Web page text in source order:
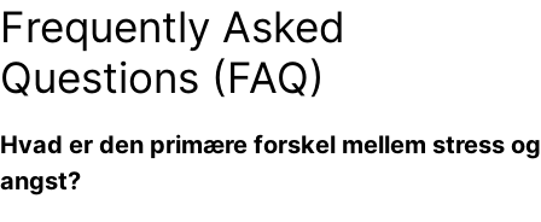
Frequently Asked
Questions (FAQ)
Hvad er den primære forskel mellem stress og
angst?